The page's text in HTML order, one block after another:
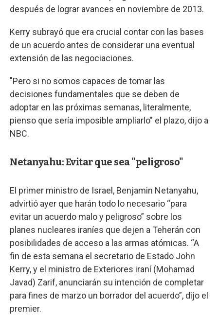
después de lograr avances en noviembre de 2013.
Kerry subrayó que era crucial contar con las bases
de un acuerdo antes de considerar una eventual
extensión de las negociaciones.
"Pero si no somos capaces de tomar las
decisiones fundamentales que se deben de
adoptar en las próximas semanas, literalmente,
pienso que sería imposible ampliarlo" el plazo, dijo a
NBC.
Netanyahu: Evitar que sea "peligroso"
El primer ministro de Israel, Benjamin Netanyahu,
advirtió ayer que harán todo lo necesario “para
evitar un acuerdo malo y peligroso” sobre los
planes nucleares iraníes que dejen a Teherán con
posibilidades de acceso a las armas atómicas. “A
fin de esta semana el secretario de Estado John
Kerry, y el ministro de Exteriores iraní (Mohamad
Javad) Zarif, anunciarán su intención de completar
para fines de marzo un borrador del acuerdo”, dijo el
premier.